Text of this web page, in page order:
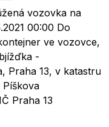
vozovka na
00:00 Do
ve vozovce,
-
Praha 13, v katastru
Praha 13